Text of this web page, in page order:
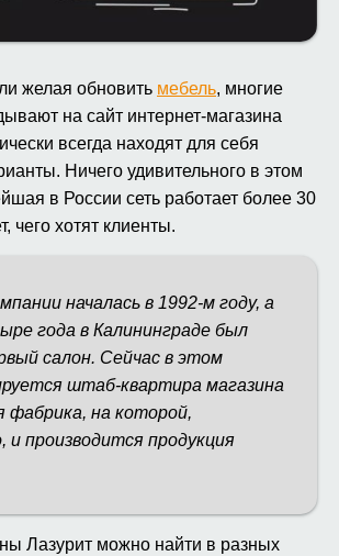
желая обновить мебель, многие
на сайт интернет-магазина
всегда находят для себя
Ничего удивительного в этом
в России сеть работает более 30
чего хотят клиенты.
началась в 1992-м году, а
года в Калининграде был
салон. Сейчас в этом
штаб-квартира магазина
фабрика, на которой,
и производится продукция
Лазурит можно найти в разных